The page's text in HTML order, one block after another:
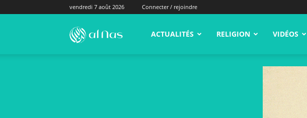
vendredi 7 août 2026 Connecter / rejoindre
alNas.fr ACTUALITÉS RELIGION VIDÉOS